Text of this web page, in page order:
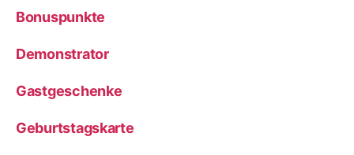
Bonuspunkte
Demonstrator
Gastgeschenke
Geburtstagskarte